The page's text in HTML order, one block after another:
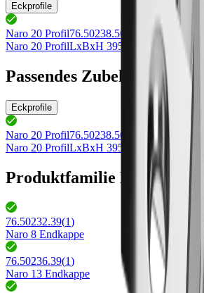
Eckprofile
Naro 20 Profil76.50238.50
Naro 20 ProfilLxBxH 3950x20x20mm
Passendes Zubehör
Eckprofile
Naro 20 Profil76.50238.50
Naro 20 ProfilLxBxH 3950x20x20mm
Produktfamilie Naro
76.50232.39(1)
Naro 8 Endkappe
76.50236.39(1)
Naro 13 Endkappe